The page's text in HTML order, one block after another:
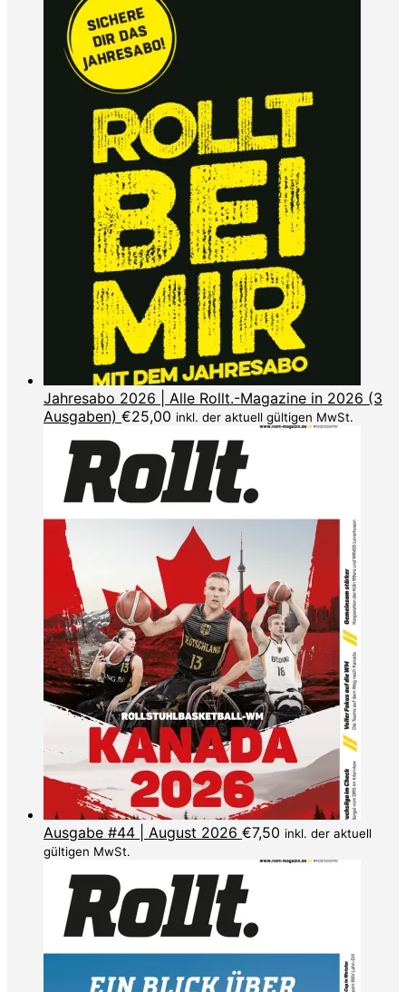
Jahresabo 2026 | Alle Rollt.-Magazine in 2026 (3
Ausgaben) €25,00 inkl. der aktuell gültigen MwSt.
Ausgabe #44 | August 2026 €7,50 inkl. der aktuell
gültigen MwSt.